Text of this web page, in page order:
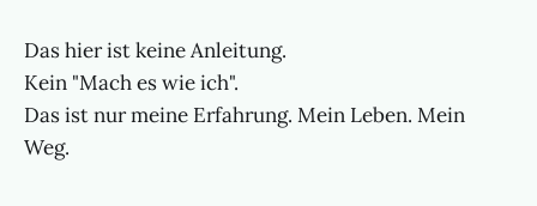
Das hier ist keine Anleitung.
Kein "Mach es wie ich".
Das ist nur meine Erfahrung. Mein Leben. Mein
Weg.